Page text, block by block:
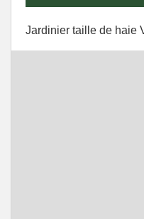
Jardinier taille de haie